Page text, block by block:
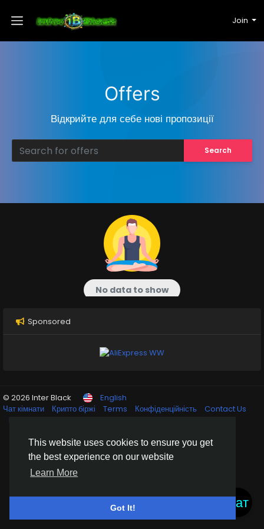
This website uses cookies to ensure you get
the best experience on our website
Learn More
Got It!
Join
Offers
Відкрийте для себе нові пропозиції
Search
No data to show
Sponsored
Чат
© 2026 Inter Black
English
Чат кімнати
Крипто біржі Terms Конфіденційність
Contact Us
Directory